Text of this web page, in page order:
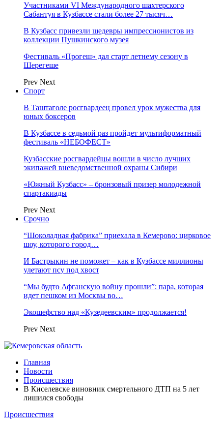
Участниками VI Международного шахтерского
Сабантуя в Кузбассе стали более 27 тысяч…
В Кузбасс привезли шедевры импрессионистов из
коллекции Пушкинского музея
Фестиваль «Прогеш» дал старт летнему сезону в
Шерегеше
Prev Next
Спорт
В Таштаголе росгвардеец провел урок мужества для
юных боксеров
В Кузбассе в седьмой раз пройдет мультиформатный
фестиваль «НЕБОФЕСТ»
Кузбасские росгвардейцы вошли в число лучших
экипажей вневедомственной охраны Сибири
«Южный Кузбасс» – бронзовый призер молодежной
спартакиады
Prev Next
Срочно
“Шоколадная фабрика” приехала в Кемерово: цирковое
шоу, которого город…
И Бастрыкин не поможет – как в Кузбассе миллионы
улетают псу под хвост
“Мы будто Афганскую войну прошли”: пара, которая
идет пешком из Москвы во…
Экошефство над «Кузедеевским» продолжается!
Prev Next
Главная
Новости
Происшествия
В Киселевске виновник смертельного ДТП на 5 лет
лишился свободы
Происшествия